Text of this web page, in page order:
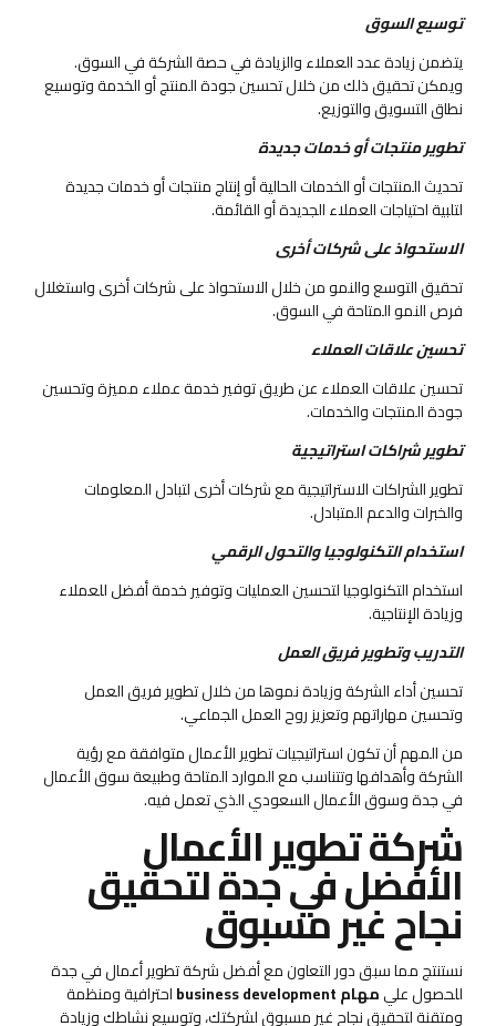
توسيع السوق
يتضمن زيادة عدد العملاء والزيادة في حصة الشركة في السوق.
ويمكن تحقيق ذلك من خلال تحسين جودة المنتج أو الخدمة وتوسيع
نطاق التسويق والتوزيع.
تطوير منتجات أو خدمات جديدة
تحديث المنتجات أو الخدمات الحالية أو إنتاج منتجات أو خدمات جديدة
لتلبية احتياجات العملاء الجديدة أو القائمة.
الاستحواذ على شركات أخرى
تحقيق التوسع والنمو من خلال الاستحواذ على شركات أخرى واستغلال
فرص النمو المتاحة في السوق.
تحسين علاقات العملاء
تحسين علاقات العملاء عن طريق توفير خدمة عملاء مميزة وتحسين
جودة المنتجات والخدمات.
تطوير شراكات استراتيجية
تطوير الشراكات الاستراتيجية مع شركات أخرى لتبادل المعلومات
والخبرات والدعم المتبادل.
استخدام التكنولوجيا والتحول الرقمي
استخدام التكنولوجيا لتحسين العمليات وتوفير خدمة أفضل للعملاء
وزيادة الإنتاجية.
التدريب وتطوير فريق العمل
تحسين أداء الشركة وزيادة نموها من خلال تطوير فريق العمل
وتحسين مهاراتهم وتعزيز روح العمل الجماعي.
من المهم أن تكون استراتيجيات تطوير الأعمال متوافقة مع رؤية
الشركة وأهدافها وتتناسب مع الموارد المتاحة وطبيعة سوق الأعمال
في جدة وسوق الأعمال السعودي الذي تعمل فيه.
شركة تطوير الأعمال
الأفضل في جدة لتحقيق
نجاح غير مسبوق
نستنتج مما سبق دور التعاون مع أفضل شركة تطوير أعمال في جدة
للحصول عليمهام business development
احترافية ومنظمة
ومتقنة لتحقيق نجاح غير مسبوق لشركتك، وتوسيع نشاطك وزيادة